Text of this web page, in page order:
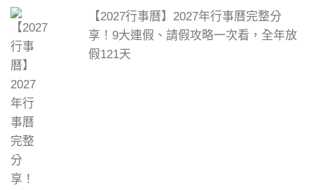
【2027行事曆】2027年行事曆完整分
享！9大連假、請假攻略一次看，全年放
假121天